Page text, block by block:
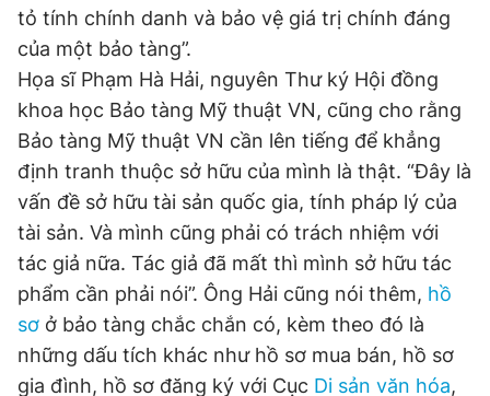
tỏ tính chính danh và bảo vệ giá trị chính đáng
của một bảo tàng”.
Họa sĩ Phạm Hà Hải, nguyên Thư ký Hội đồng
khoa học Bảo tàng Mỹ thuật VN, cũng cho rằng
Bảo tàng Mỹ thuật VN cần lên tiếng để khẳng
định tranh thuộc sở hữu của mình là thật. “Đây là
vấn đề sở hữu tài sản quốc gia, tính pháp lý của
tài sản. Và mình cũng phải có trách nhiệm với
tác giả nữa. Tác giả đã mất thì mình sở hữu tác
phẩm cần phải nói”. Ông Hải cũng nói thêm, hồ
sơ ở bảo tàng chắc chắn có, kèm theo đó là
những dấu tích khác như hồ sơ mua bán, hồ sơ
gia đình, hồ sơ đăng ký với Cục Di sản văn hóa,